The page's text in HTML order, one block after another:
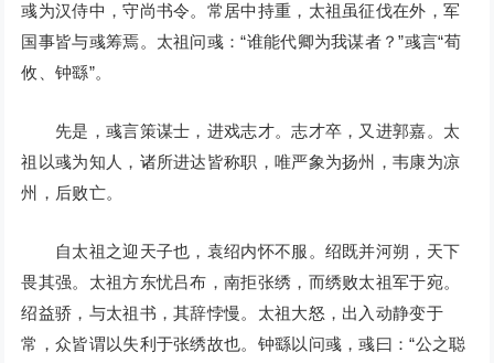
彧为汉侍中，守尚书令。常居中持重，太祖虽征伐在外，军
国事皆与彧筹焉。太祖问彧：“谁能代卿为我谋者？”彧言“荀
攸、钟繇”。
先是，彧言策谋士，进戏志才。志才卒，又进郭嘉。太
祖以彧为知人，诸所进达皆称职，唯严象为扬州，韦康为凉
州，后败亡。
自太祖之迎天子也，袁绍内怀不服。绍既并河朔，天下
畏其强。太祖方东忧吕布，南拒张绣，而绣败太祖军于宛。
绍益骄，与太祖书，其辞悖慢。太祖大怒，出入动静变于
常，众皆谓以失利于张绣故也。钟繇以问彧，彧曰：“公之聪